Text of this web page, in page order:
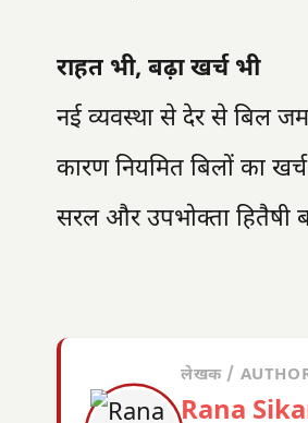
राहत भी, बढ़ा खर्च भी
नई व्यवस्था से देर से बिल
कारण नियमित बिलों का
सरल और उपभोक्ता हितैषी
लेखक /
Rana